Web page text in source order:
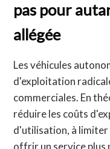
pas pour
allégée
Les véhicules
d'exploitation
commerciales. En
réduire les coûts
d'utilisation, à limiter